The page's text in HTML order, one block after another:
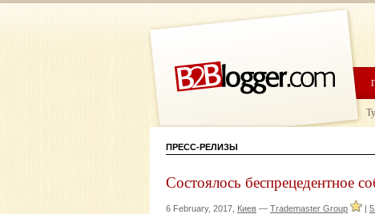
ПРЕСС-РЕЛИЗЫ
Состоялось беспрецедентное
6 February, 2017, Киев — Trademaster Group |